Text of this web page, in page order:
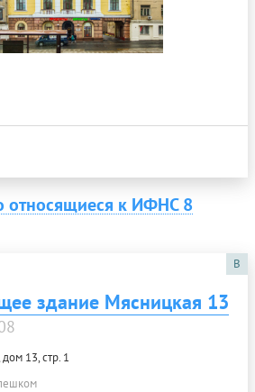
относящиеся к ИФНС 8
B
здание Мясницкая 13
13, стр. 1